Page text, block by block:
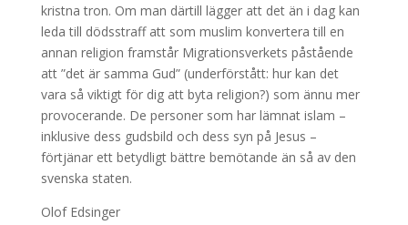
kristna tron. Om man därtill lägger att det än i dag kan
leda till dödsstraff att som muslim konvertera till en
annan religion framstår Migrationsverkets påstående
att ”det är samma Gud” (underförstått: hur kan det
vara så viktigt för dig att byta religion?) som ännu mer
provocerande. De personer som har lämnat islam –
inklusive dess gudsbild och dess syn på Jesus –
förtjänar ett betydligt bättre bemötande än så av den
svenska staten.
Olof Edsinger